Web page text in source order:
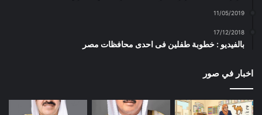
11/05/2019
17/12/2018
بالفيديو : خطوبة طفلين فى احدى محافظات مصر
اخبار في صور